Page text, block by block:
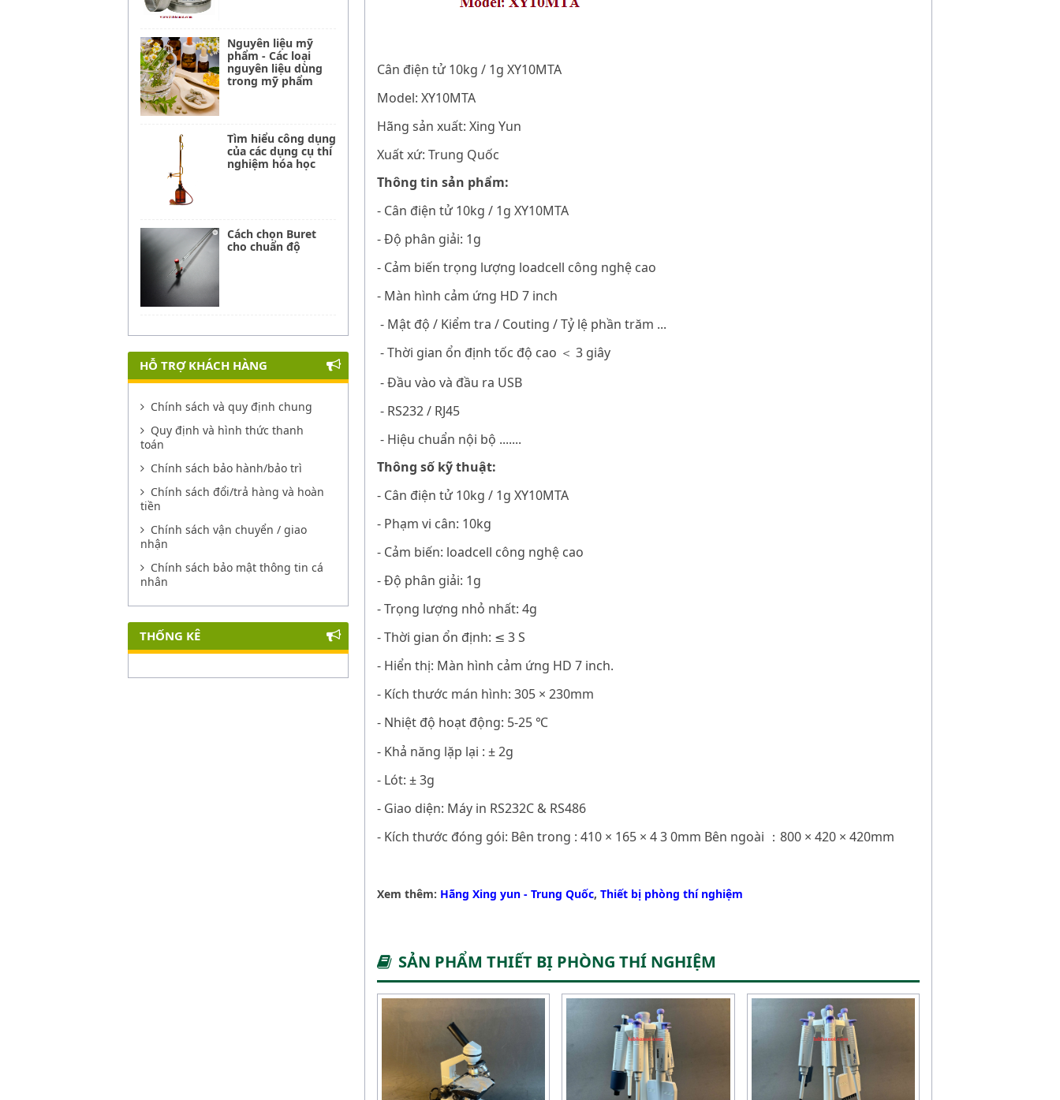
Cân điện tử 10kg / 1g XY10MTA
Model: XY10MTA
Hãng sản xuất: Xing Yun
Xuất xứ: Trung Quốc
Thông tin sản phẩm:
- Cân điện tử 10kg / 1g XY10MTA
- Độ phân giải: 1g
- Cảm biến trọng lượng loadcell công nghệ cao
- Màn hình cảm ứng HD 7 inch
- Mật độ / Kiểm tra / Couting / Tỷ lệ phần trăm ...
- Thời gian ổn định tốc độ cao ＜ 3 giây
- Đầu vào và đầu ra USB
- RS232 / RJ45
- Hiệu chuẩn nội bộ .......
Thông số kỹ thuật:
- Cân điện tử 10kg / 1g XY10MTA
- Phạm vi cân: 10kg
- Cảm biến: loadcell công nghệ cao
- Độ phân giải: 1g
- Trọng lượng nhỏ nhất: 4g
- Thời gian ổn định: ≤ 3 S
- Hiển thị: Màn hình cảm ứng HD 7 inch.
- Kích thước mán hình: 305 × 230mm
- Nhiệt độ hoạt động: 5-25 ℃
- Khả năng lặp lại : ± 2g
- Lót: ± 3g
- Giao diện: Máy in RS232C & RS486
- Kích thước đóng gói: Bên trong : 410 × 165 × 4 3 0mm Bên ngoài ： 800 × 420 × 420mm
Xem thêm: Hãng Xing yun - Trung Quốc, Thiết bị phòng thí nghiệm
SẢN PHẨM THIẾT BỊ PHÒNG THÍ NGHIỆM
Nguyên liệu mỹ
phẩm - Các loại
nguyên liệu dùng
trong mỹ phẩm
Tìm hiểu công dụng
của các dụng cụ thí
nghiệm hóa học
Cách chọn Buret
cho chuẩn độ
HỖ TRỢ KHÁCH HÀNG
Chính sách và quy định chung
Quy định và hình thức thanh
toán
Chính sách bảo hành/bảo trì
Chính sách đổi/trả hàng và hoàn
tiền
Chính sách vận chuyển / giao
nhận
Chính sách bảo mật thông tin cá
nhân
THỐNG KÊ